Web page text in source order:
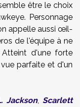
être le choix
Personnage
appelle aussi œil-
de l'équipe à ne
Atteint d'une forte
parfaite et d'un
Jackson, Scarlett